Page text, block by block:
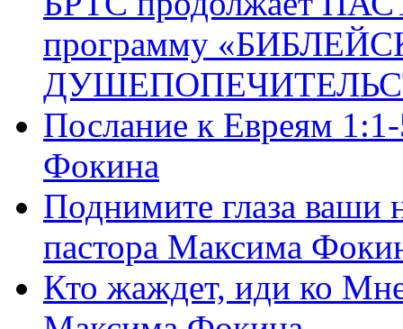
программу
Послание к Евреям
Фокина
Поднимите глаза ваши
пастора Максима
Кто жаждет, иди ко